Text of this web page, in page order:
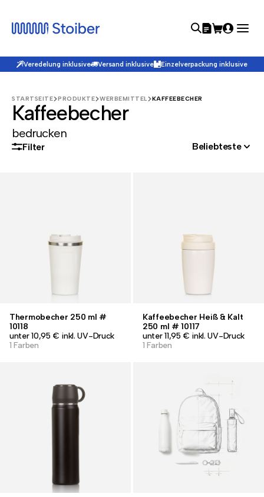
Veredelung inklusive Versand inklusive Einzelverpackung inklusive
STARTSEITE PRODUKTE WERBEMITTEL KAFFEEBECHER
Kaffeebecher
bedrucken
Filter Beliebteste
Thermobecher 250 ml #
10118
unter 10,95 € inkl. UV-Druck
1 Farben
Kaffeebecher Heiß & Kalt
250 ml # 10117
unter 11,95 € inkl. UV-Druck
1 Farben